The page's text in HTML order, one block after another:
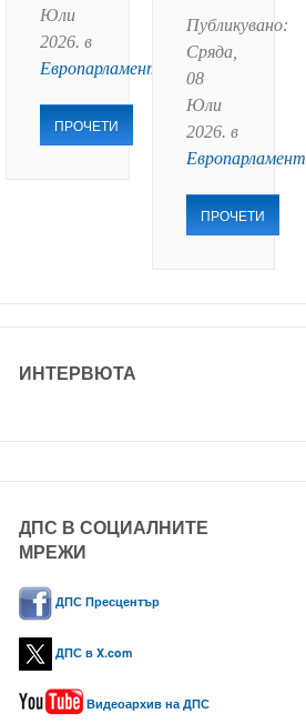
Юли
2026. в
Европарламент
ПРОЧЕТИ
Публикувано:
Сряда,
08
Юли
2026. в
Европарламент
ПРОЧЕТИ
ИНТЕРВЮТА
ДПС В СОЦИАЛНИТЕ
МРЕЖИ
ДПС Пресцентър
ДПС в X.com
Видеоархив на ДПС